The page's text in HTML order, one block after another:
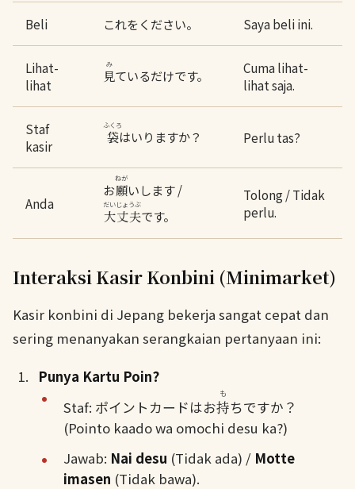
Beli これをください。 Saya beli ini.
Lihat-
lihat
見
み
ているだけです。
Cuma lihat-
lihat saja.
Staf
kasir
袋
ふくろ
はいりますか？ Perlu tas?
Anda
お願
ねが
いします /
大丈夫
だいじょうぶ
です。
Tolong / Tidak
perlu.
Interaksi Kasir Konbini (Minimarket)
Kasir konbini di Jepang bekerja sangat cepat dan
sering menanyakan serangkaian pertanyaan ini:
Punya Kartu Poin?
Staf: ポイントカードはお持
も
ちですか？
(Pointo kaado wa omochi desu ka?)
Jawab: Nai desu (Tidak ada) / Motte
imasen (Tidak bawa).